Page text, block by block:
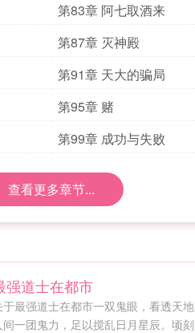
第83章 阿七取酒来
第87章 灭神殿
第91章 天大的骗局
第95章 赌
第99章 成功与失败
查看更多章节...
强道士在都市
于最强道士在都市一双鬼眼，看透天地
间一团鬼力，足以搅乱日月星辰。顷刻